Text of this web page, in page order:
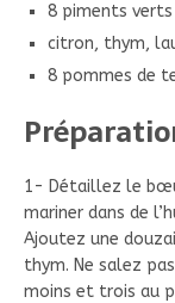
8 piments verts
citron, thym,
8 pommes de
1- Détaillez le
mariner dans de
Ajoutez une
thym. Ne salez
moins et trois au